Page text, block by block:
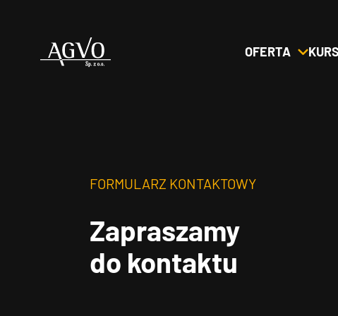
Header
OFERTA
FORMULARZ KONTAKTOWY
Zapraszamy
do kontaktu